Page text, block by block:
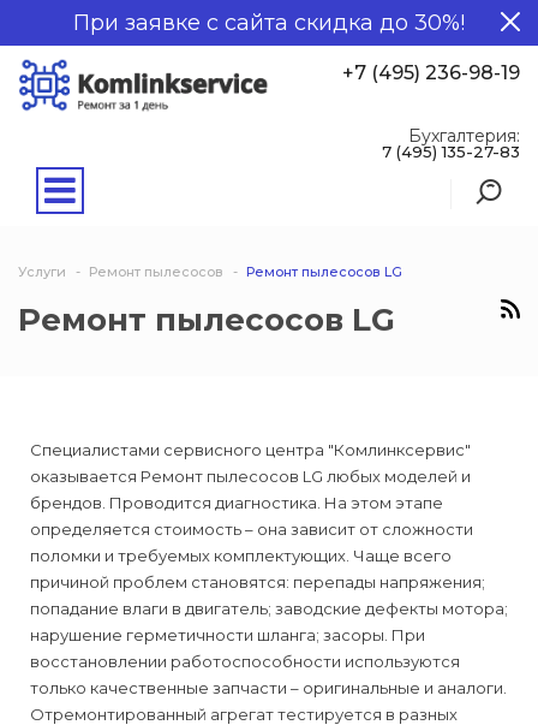
При заявке с сайта скидка до 30%!
+7 (495) 236-98-19
Бухгалтерия:
7 (495) 135-27-83
Услуги Ремонт пылесосов Ремонт пылесосов LG
Ремонт пылесосов LG
Специалистами сервисного центра "Комлинксервис"
оказывается Ремонт пылесосов LG любых моделей и
брендов. Проводится диагностика. На этом этапе
определяется стоимость – она зависит от сложности
поломки и требуемых комплектующих. Чаще всего
причиной проблем становятся: перепады напряжения;
попадание влаги в двигатель; заводские дефекты мотора;
нарушение герметичности шланга; засоры. При
восстановлении работоспособности используются
только качественные запчасти – оригинальные и аналоги.
Отремонтированный агрегат тестируется в разных